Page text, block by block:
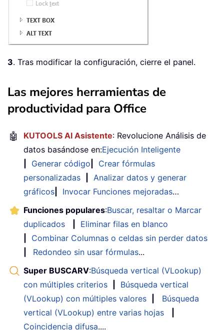
3. Tras modificar la configuración, cierre el panel.
Las mejores herramientas de
productividad para Office
🤖 KUTOOLS AI Asistente: Revolucione Análisis de
datos basándose en:Ejecución Inteligente
Generar código
Crear fórmulas
personalizadas
Analizar datos y generar
gráficos
Invocar Funciones mejoradas…
Funciones populares:Buscar, resaltar o Marcar
duplicados
Eliminar filas en blanco
Combinar Columnas o celdas sin perder datos
Redondeo sin usar fórmulas...
Super BUSCARV:Búsqueda vertical (VLookup)
con múltiples criterios
Búsqueda vertical
(VLookup) con múltiples valores
Búsqueda
vertical (VLookup) entre varias hojas
Coincidencia difusa....